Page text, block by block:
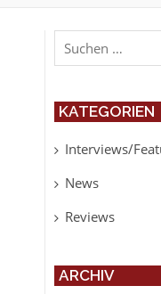
Suchen
nach:
KATEGORIEN
Interviews/
News
Reviews
ARCHIV